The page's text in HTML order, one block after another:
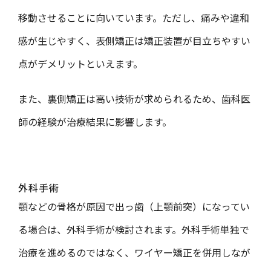
移動させることに向いています。ただし、痛みや違和
感が生じやすく、 表側矯正は矯正装置が目立ちやすい
点がデメリットといえます。
また、裏側矯正は高い技術が求められるため、歯科医
師の経験が治療結果に影響します。
外科手術
顎などの骨格が原因で出っ歯（上顎前突）になってい
る場合は、外科手術が検討されます。外科手術単独で
治療を進めるのではなく、ワイヤー矯正を併用しなが